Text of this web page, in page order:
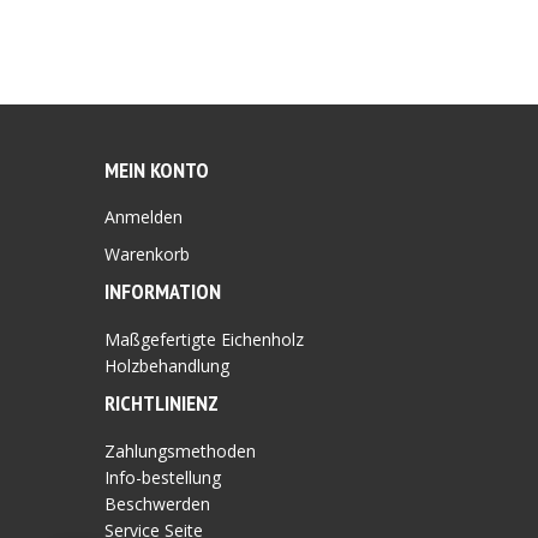
MEIN KONTO
Anmelden
Warenkorb
INFORMATION
Maßgefertigte Eichenholz
Holzbehandlung
RICHTLINIENZ
Zahlungsmethoden
Info-bestellung
Beschwerden
Service Seite